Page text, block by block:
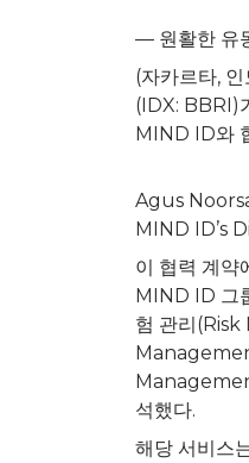
— 원활한 유
(자카르타,
(IDX: BBRI)
MIND ID와
Agus
MIND ID’s
이 협력 계
MIND ID 그
험 관리
석했다.
해당 서비스